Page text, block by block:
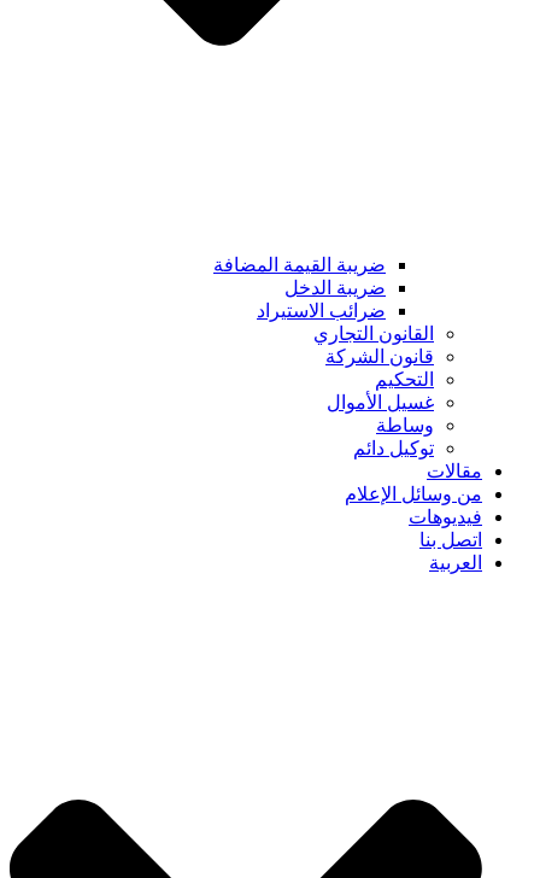
ضريبة القيمة المضافة
ضريبة الدخل
ضرائب الاستيراد
القانون التجاري
قانون الشركة
التحكيم
غسيل الأموال
وساطة
توكيل دائم
مقالات
من وسائل الإعلام
فيديوهات
اتصل بنا
العربية